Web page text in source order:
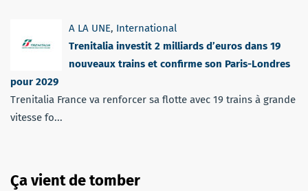
A LA UNE, International
Trenitalia investit 2 milliards d’euros dans 19
nouveaux trains et confirme son Paris-Londres
pour 2029
Trenitalia France va renforcer sa flotte avec 19 trains à grande
vitesse fo...
Ça vient de tomber